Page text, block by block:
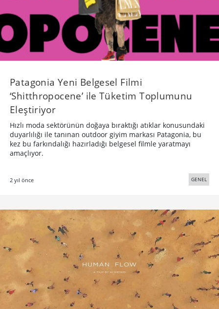
Patagonia Yeni Belgesel Filmi
‘Shitthropocene’ ile Tüketim Toplumunu
Eleştiriyor
Hızlı moda sektörünün doğaya bıraktığı atıklar konusundaki
duyarlılığı ile tanınan outdoor giyim markası Patagonia, bu
kez bu farkındalığı hazırladığı belgesel filmle yaratmayı
amaçlıyor.
2 yıl önce GENEL